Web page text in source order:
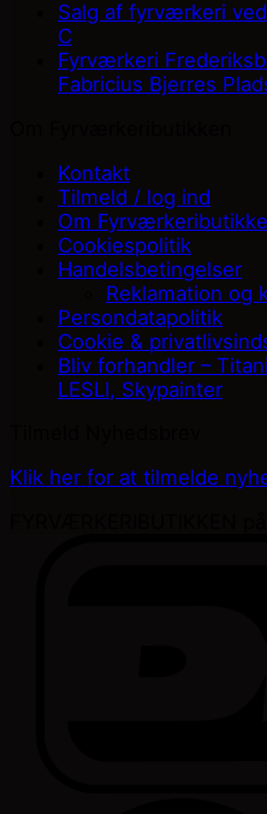
Salg af fyrværkeri
C
Fyrværkeri
Fabricius Bjerres
Kontakt
Tilmeld / log ind
Om
Cookiespolitik
Handelsbetingelser
Reklamation og
Persondatapolitik
Cookie &
Bliv forhandler –
LESLI, Skypainter
Klik her for at tilmelde